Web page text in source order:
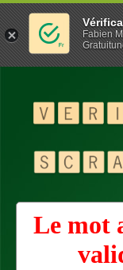
Le mot
Fabien M